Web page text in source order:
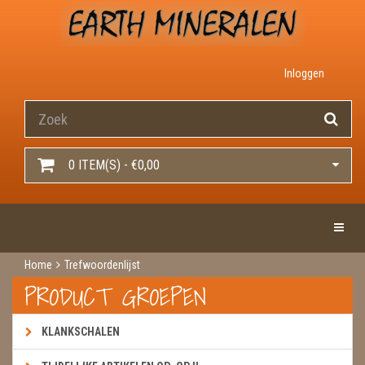
Inloggen
0 ITEM(S) - €0,00
Home Trefwoordenlijst
PRODUCT GROEPEN
KLANKSCHALEN